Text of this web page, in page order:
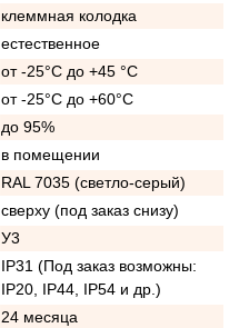
клеммная колодка
естественное
от -25°C до +45 °C
от -25°C до +60°C
до 95%
в помещении
RAL 7035 (светло-серый)
сверху (под заказ снизу)
У3
IP31 (Под заказ возможны:
IP20, IP44, IP54 и др.)
24 месяца